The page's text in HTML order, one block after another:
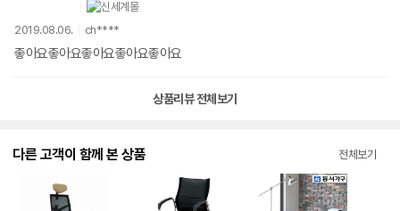
2019.08.06. ch****
좋아요좋아요좋아요좋아요좋아요
상품리뷰 전체보기
다른 고객이 함께 본 상품 전체보기